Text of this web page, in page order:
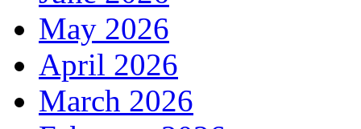
May 2026
April 2026
March 2026